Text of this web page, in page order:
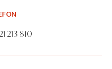
213 810